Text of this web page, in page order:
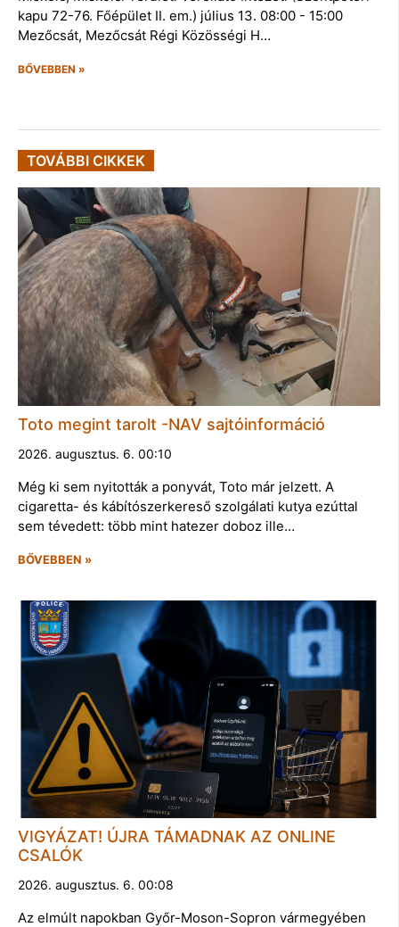
kapu 72-76. Főépület II. em.) július 13. 08:00 - 15:00
Mezőcsát, Mezőcsát Régi Közösségi H…
BŐVEBBEN »
TOVÁBBI CIKKEK
Toto megint tarolt -NAV sajtóinformáció
2026. augusztus. 6. 00:10
Még ki sem nyitották a ponyvát, Toto már jelzett. A
cigaretta- és kábítószerkereső szolgálati kutya ezúttal
sem tévedett: több mint hatezer doboz ille…
BŐVEBBEN »
VIGYÁZAT! ÚJRA TÁMADNAK AZ ONLINE
CSALÓK
2026. augusztus. 6. 00:08
Az elmúlt napokban Győr-Moson-Sopron vármegyében